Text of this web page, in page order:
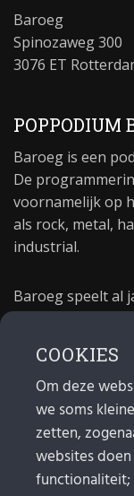
Baroeg
Spinozaweg 300
3076 ET
POPPODIUM
Baroeg is een
De
voornamelijk op
als rock, metal,
industrial.
Baroeg speelt al
poppodium 40 jaar.
MAIL
Algemeen:
Bands &
COOKIES
Om deze
we soms
zetten,
websites
functionaliteit;